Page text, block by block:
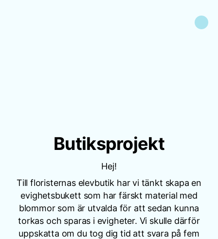
Butiksprojekt
Hej!
Till floristernas elevbutik har vi tänkt skapa en
evighetsbukett som har färskt material med
blommor som är utvalda för att sedan kunna
torkas och sparas i evigheter. Vi skulle därför
uppskatta om du tog dig tid att svara på fem